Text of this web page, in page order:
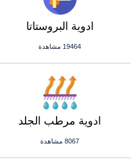
ادوية البروستاتا
19464 مشاهدة
ادوية مرطب الجلد
8067 مشاهدة